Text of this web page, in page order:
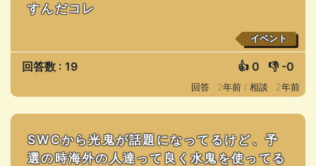
すんだコレ
イベント
回答数 : 19 👍 0 👎 -0
回答 : 2年前 / 相談 : 2年前
SWCから光鬼が話題になってるけど、予
選の時海外の人達って良く水鬼を使ってる